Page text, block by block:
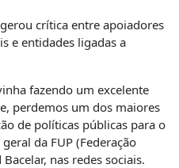
crítica entre apoiadores
e entidades ligadas a
fazendo um excelente
perdemos um dos maiores
de políticas públicas para o
da FUP (Federação
nas redes sociais.